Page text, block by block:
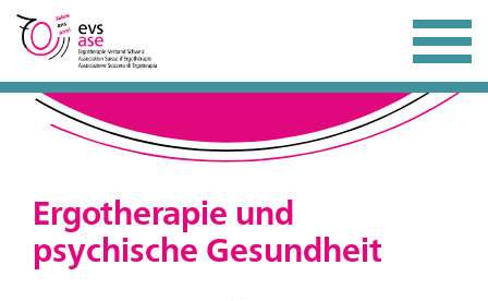
Ergotherapie und
psychische Gesundheit